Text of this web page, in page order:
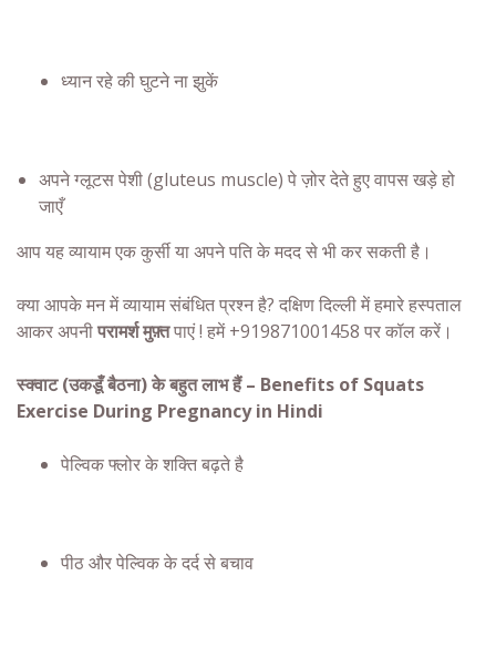
ध्यान रहे की घुटने ना झुकें
अपने ग्लूटस पेशी (gluteus muscle) पे ज़ोर देते हुए वापस खड़े हो
जाएँ
आप यह व्यायाम एक कुर्सी या अपने पति के मदद से भी कर सकती है।
क्या आपके मन मेंव्यायामसंबंधित प्रश्न है? दक्षिण दिल्ली में हमारे हस्पताल
आकर अपनीपरामर्श मुफ़्तपाएं ! हमें +919871001458 पर कॉल करें।
स्क्वाट (उकडूँ बैठना) के बहुत लाभ हैं – Benefits of Squats
Exercise During Pregnancy in Hindi
पेल्विक फ्लोर के शक्ति बढ़ते है
पीठ और पेल्विक के दर्द से बचाव